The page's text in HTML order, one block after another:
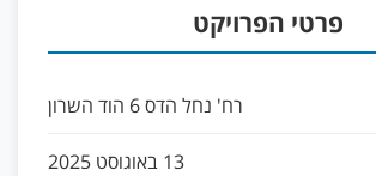
פרטי הפרויקט
רח' נחל הדס 6 הוד השרון
13 באוגוסט 2025